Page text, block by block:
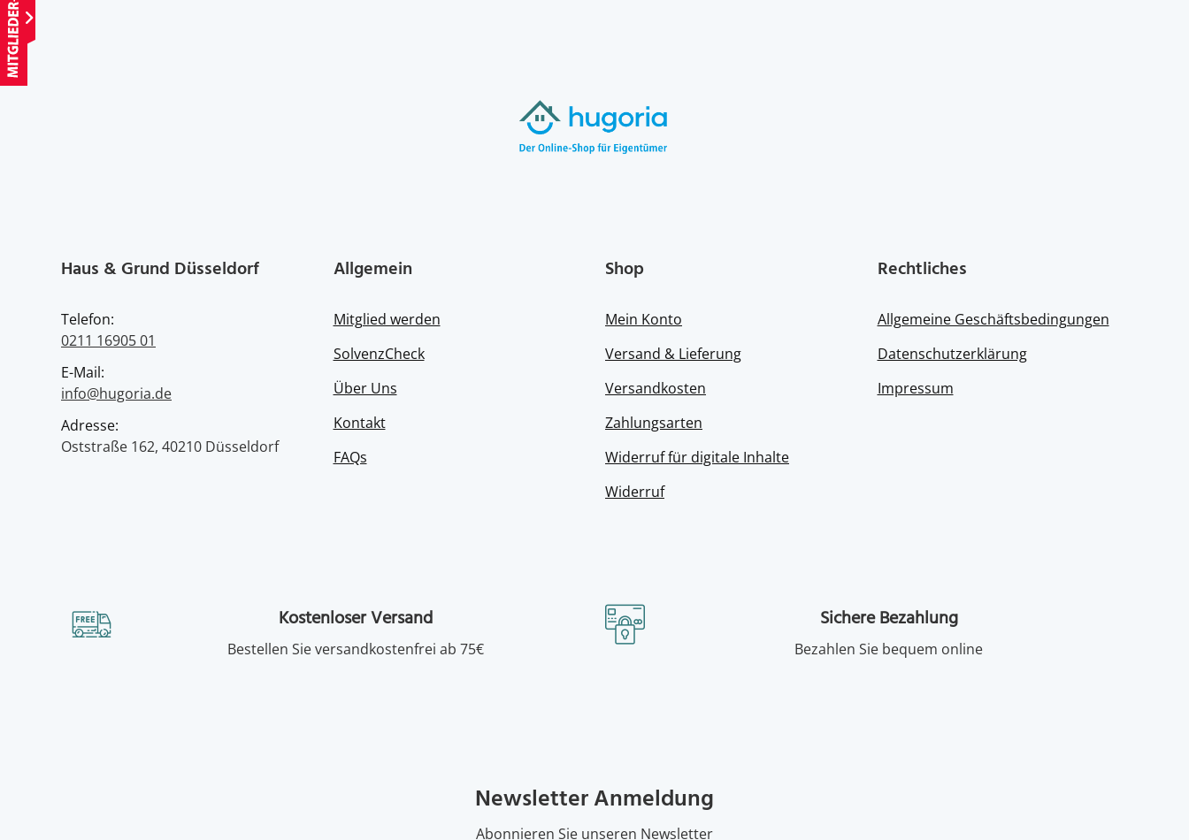
Haus & Grund Düsseldorf
Telefon:
0211 16905 01
E-Mail:
info@hugoria.de
Adresse:
Oststraße 162, 40210 Düsseldorf
Allgemein
Mitglied werden
SolvenzCheck
Über Uns
Kontakt
FAQs
Shop
Mein Konto
Versand & Lieferung
Versandkosten
Zahlungsarten
Widerruf für digitale Inhalte
Widerruf
Rechtliches
Allgemeine Geschäftsbedingungen
Datenschutzerklärung
Impressum
Kostenloser Versand
Bestellen Sie versandkostenfrei ab 75€
Sichere Bezahlung
Bezahlen Sie bequem online
Newsletter Anmeldung
Abonnieren Sie unseren Newsletter